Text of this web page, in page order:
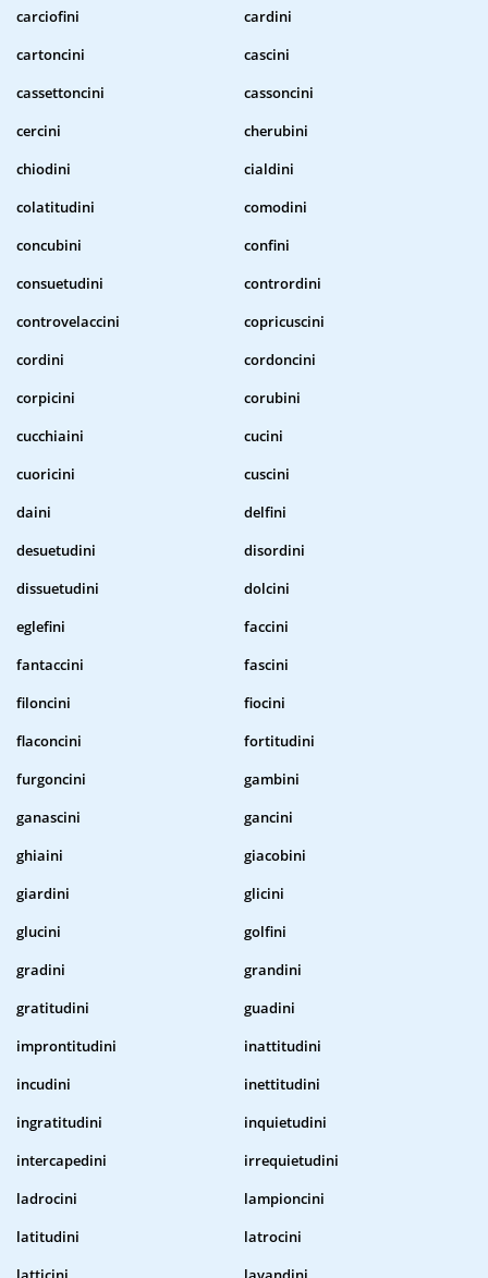
carciofini
cardini
cartoncini
cascini
cassettoncini
cassoncini
cercini
cherubini
chiodini
cialdini
colatitudini
comodini
concubini
confini
consuetudini
contrordini
controvelaccini
copricuscini
cordini
cordoncini
corpicini
corubini
cucchiaini
cucini
cuoricini
cuscini
daini
delfini
desuetudini
disordini
dissuetudini
dolcini
eglefini
faccini
fantaccini
fascini
filoncini
fiocini
flaconcini
fortitudini
furgoncini
gambini
ganascini
gancini
ghiaini
giacobini
giardini
glicini
glucini
golfini
gradini
grandini
gratitudini
guadini
improntitudini
inattitudini
incudini
inettitudini
ingratitudini
inquietudini
intercapedini
irrequietudini
ladrocini
lampioncini
latitudini
latrocini